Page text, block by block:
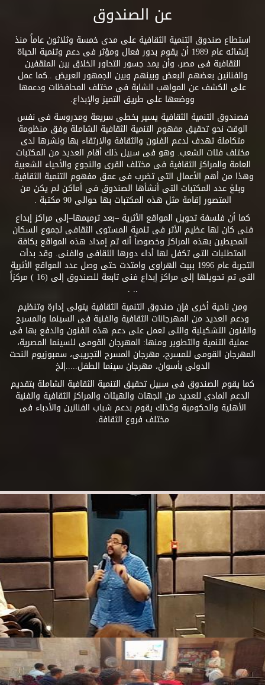
عن الصندوق
استطاع صندوق التنمية الثقافية على مدى خمسة وثلاثون عاماً منذ
إنشائه عام 1989 أن يقوم بدور فعال ومؤثر فى دعم وتنمية الحياة
الثقافية فى مصر، وأن يمد جسور التحاور الخلاق بين المثقفين
والفنانين بعضهم البعض وبينهم وبين الجمهور العريض ..كما عمل
على الكشف عن المواهب الشابة فى مختلف المحافظات ودعمها
ووضعها على طريق التميز والإبداع.
فصندوق التنمية الثقافية يسير بخطى سريعة ومدروسة فى نفس
الوقت نحو تحقيق مفهوم التنمية الثقافية الشاملة وفق منظومة
متكاملة تهدف لدعم الفنون والثقافة والارتقاء بها ونشرها لدى
مختلف فئات الشعب. وهو فى سبيل ذلك أقام العديد من المكتبات
العامة والمراكز الثقافية فى مختلف القرى والنجوع والأحياء الشعبية
وهذا من أهم الأعمال التى تضرب فى عمق مفهوم التنمية الثقافية.
وبلغ عدد المكتبات التى أنشأها الصندوق فى أماكن لم يكن من
المتصور إقامة مثل هذه المكتبات بها حوالى 90 مكتبة .
كما أن فلسفة تحويل المواقع الأثرية –بعد ترميمها–إلى مراكز إبداع
فنى كان لها عظيم الأثر فى تنمية المستوى الثقافى لجموع السكان
المحيطين بهذه المراكز وخصوصاً أنه تم إمداد هذه المواقع بكافة
المتطلبات التى تكفل لها أداء دورها الثقافى والفنى. وقد بدأت
التجربة عام 1996 ببيت الهراوى وامتدت حتى وصل عدد المواقع الأثرية
التى تم تحويلها إلى مراكز إبداع فنى تابعة للصندوق إلى (16 ) مركزاً
.. .
ومن ناحية أخرى فإن صندوق التنمية الثقافية يتولى إدارة وتنظيم
ودعم العديد من المهرجانات الثقافية والفنية فى السينما والمسرح
والفنون التشكيلية والتى تعمل على دعم هذه الفنون والدفع بها فى
عملية التنمية والتطوير ومنها: المهرجان القومى للسينما المصرية،
المهرجان القومى للمسرح، مهرجان المسرح التجريبى، سمبوزيوم النحت
الدولى بأسوان، مهرجان سينما الطفل.....إلخ
كما يقوم الصندوق فى سبيل تحقيق التنمية الثقافية الشاملة بتقديم
الدعم المادى للعديد من الجهات والهيئات والمراكز الثقافية والفنية
الأهلية والحكومية وكذلك يقوم بدعم شباب الفنانين والأدباء فى
مختلف فروع الثقافة.